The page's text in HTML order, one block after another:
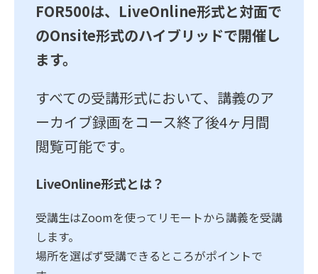
FOR500は、LiveOnline形式と対面で
のOnsite形式のハイブリッドで開催し
ます。
すべての受講形式において、講義のア
ーカイブ録画をコース終了後4ヶ月間
閲覧可能です。
LiveOnline形式とは？
受講生はZoomを使ってリモートから講義を受講
します。
場所を選ばず受講できるところがポイントで